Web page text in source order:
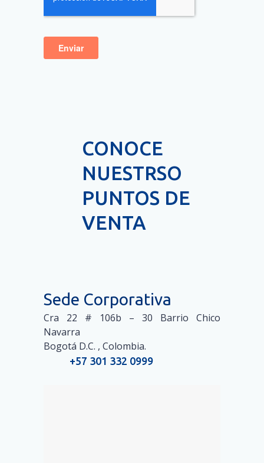
CONOCE
NUESTRSO
PUNTOS DE
VENTA
Sede Corporativa
Cra 22 # 106b – 30 Barrio Chico
Navarra
Bogotá D.C. , Colombia.
+57 301 332 0999